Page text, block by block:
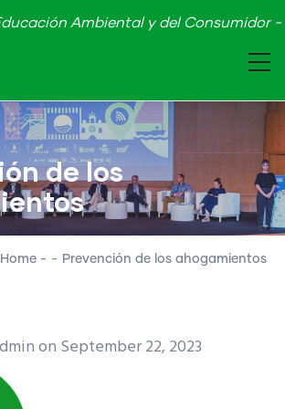
Ambiental y del Consumidor
de los
Home - - Prevención de los ahogamientos
on September 22, 2023